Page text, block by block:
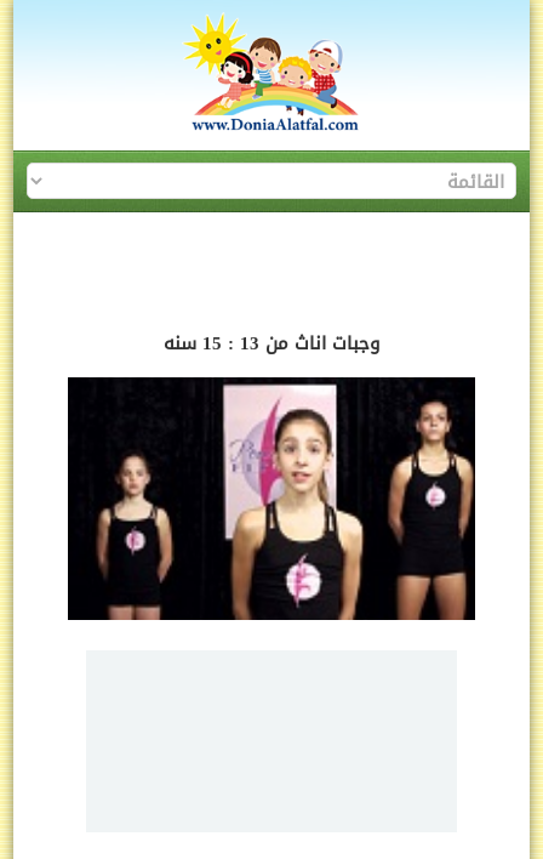
وجبات اناث من 13 : 15 سنه